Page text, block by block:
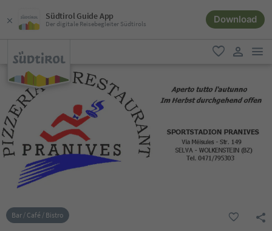
Südtirol Guide App
Der digitale Reisebegleiter Südtirols Download
favorit
Bar / Café / Bistro